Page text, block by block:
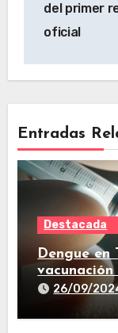
del primer
oficial
Entradas
Destacada
Dengue en
26/09/